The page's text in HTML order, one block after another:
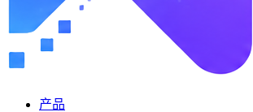
产品